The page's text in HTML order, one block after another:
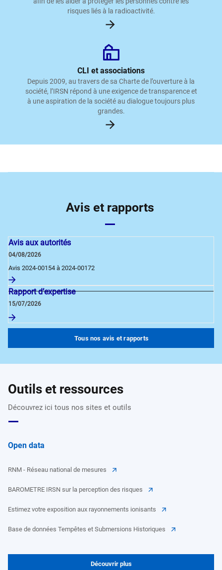
risques liés à la radioactivité.
CLI et associations
Depuis 2009, au travers de sa Charte de l’ouverture à la
société, l’IRSN répond à une exigence de transparence et
à une aspiration de la société au dialogue toujours plus
grandes.
Avis et rapports
Avis aux autorités
04/08/2026
Avis 2024-00154 à 2024-00172
Rapport d’expertise
15/07/2026
Tous nos avis et rapports
Outils et ressources
Découvrez ici tous nos sites et outils
Open data
RNM - Réseau national de mesures
BAROMETRE IRSN sur la perception des risques
Estimez votre exposition aux rayonnements ionisants
Base de données Tempêtes et Submersions Historiques
Découvrir plus